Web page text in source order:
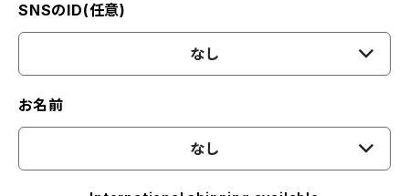
SNSのID(任意)
なし
お名前
なし